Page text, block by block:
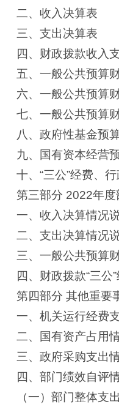
二、收入决算表
三、支出决算表
四、财政拨款收入
五、一般公共预算
六、一般公共预算
七、一般公共预算
八、政府性基金预
九、国有资本经营
十、“三公”经费、
第三部分 2022年度
一、收入决算情况
二、支出决算情况
三、一般公共预算
四、财政拨款“三公
第四部分 其他重要
一、机关运行经费
二、国有资产占用
三、政府采购支出
四、部门绩效自评
（一）部门整体支